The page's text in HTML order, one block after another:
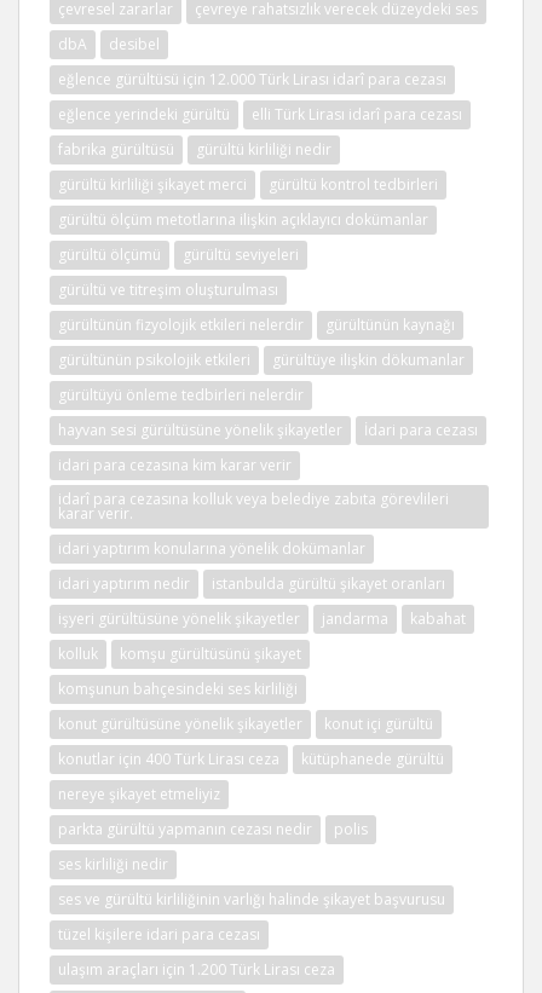
çevresel zararlar
çevreye rahatsızlık verecek düzeydeki ses
dbA
desibel
eğlence gürültüsü için 12.000 Türk Lirası idarî para cezası
eğlence yerindeki gürültü
elli Türk Lirası idarî para cezası
fabrika gürültüsü
gürültü kirliliği nedir
gürültü kirliliği şikayet merci
gürültü kontrol tedbirleri
gürültü ölçüm metotlarına ilişkin açıklayıcı dokümanlar
gürültü ölçümü
gürültü seviyeleri
gürültü ve titreşim oluşturulması
gürültünün fizyolojik etkileri nelerdir
gürültünün kaynağı
gürültünün psikolojik etkileri
gürültüye ilişkin dökumanlar
gürültüyü önleme tedbirleri nelerdir
hayvan sesi gürültüsüne yönelik şikayetler
İdari para cezası
idari para cezasına kim karar verir
idarî para cezasına kolluk veya belediye zabıta görevlileri
karar verir.
idari yaptırım konularına yönelik dokümanlar
idari yaptırım nedir
istanbulda gürültü şikayet oranları
işyeri gürültüsüne yönelik şikayetler
jandarma
kabahat
kolluk
komşu gürültüsünü şikayet
komşunun bahçesindeki ses kirliliği
konut gürültüsüne yönelik şikayetler
konut içi gürültü
konutlar için 400 Türk Lirası ceza
kütüphanede gürültü
nereye şikayet etmeliyiz
parkta gürültü yapmanın cezası nedir
polis
ses kirliliği nedir
ses ve gürültü kirliliğinin varlığı halinde şikayet başvurusu
tüzel kişilere idari para cezası
ulaşım araçları için 1.200 Türk Lirası ceza